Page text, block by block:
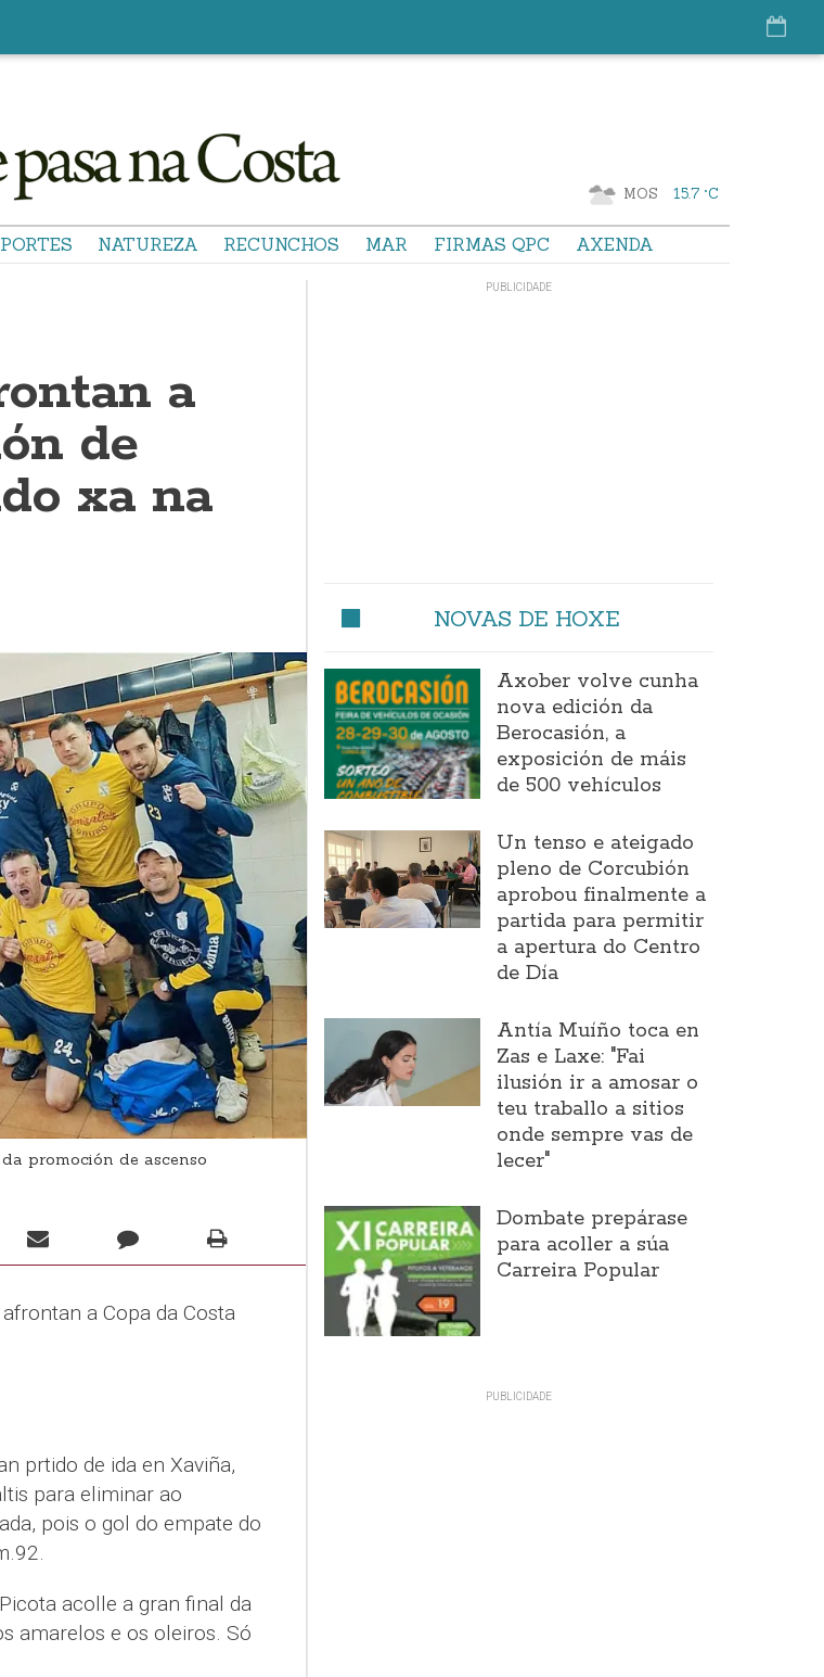
MOS 15.7 °C
NATUREZA RECUNCHOS MAR FIRMAS QPC AXENDA
a
de
xa na
promoción de ascenso
a Copa da Costa
prtido de ida en Xaviña,
para eliminar ao
pois o gol do empate do
acolle a gran final da
amarelos e os oleiros. Só
NOVAS DE HOXE
Axober volve cunha
nova edición da
Berocasión, a
exposición de máis
de 500 vehículos
Un tenso e ateigado
pleno de Corcubión
aprobou finalmente a
partida para permitir
a apertura do Centro
de Día
Antía Muíño toca en
Zas e Laxe: "Fai
ilusión ir a amosar o
teu traballo a sitios
onde sempre vas de
lecer"
Dombate prepárase
para acoller a súa
Carreira Popular